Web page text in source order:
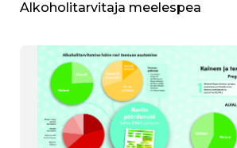
Alkoholitarvitaja meelespea